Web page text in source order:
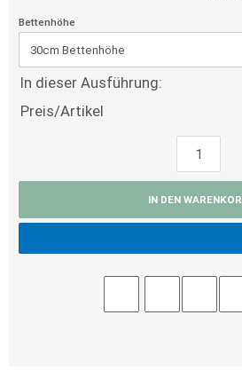
Bettenhöhe
In dieser Ausführung:
Preis/Artikel
IN DEN